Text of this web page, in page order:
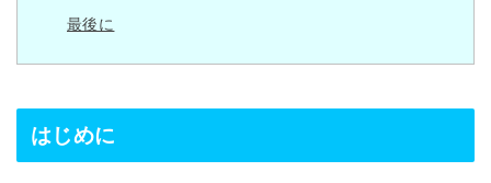
最後に
はじめに